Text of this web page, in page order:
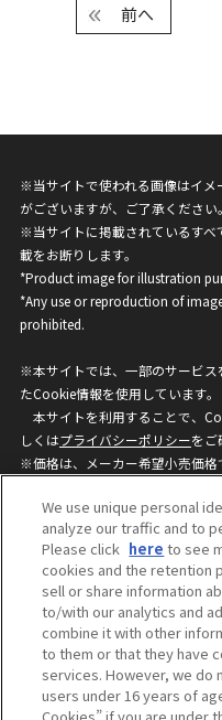
前へ
※当サイトで使われる画像はイメ
がございますが、ご了承ください。
※当サイトに掲載されているすべ
載をお断りします。
*Product image for illustration
*Any use or reproduction of
prohibited.
※本サイトでは、一部のサービス
たCookie情報を使用しています。
本サイトを利用することで、
しくはプライバシーポリシーをご
※価格は、メーカー希望小売価格
ざいますのでご了承ください。
privacypolicy
ウェブサイトご利用条件
個人情報保護方針
We use unique personal
analyze our traffic and to
Please click here to see
cookies and the retention
sell or share information
to/with our analytics and
combine it with other
to them or that they have
services. However, we do
users under 16 years of